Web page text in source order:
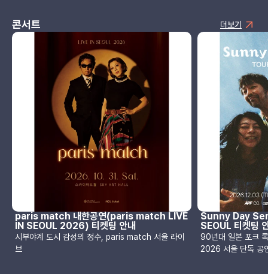
콘서트 더보기
paris match 내한공연(paris match LIVE
IN SEOUL 2026) 티켓팅 안내
시부야계 도시 감성의 정수, paris match 서울 라이
브
Sunny Day
SEOUL 티켓팅
90년대 일본 포크
2026 서울 단독 공